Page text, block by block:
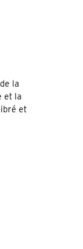
la
et la
et